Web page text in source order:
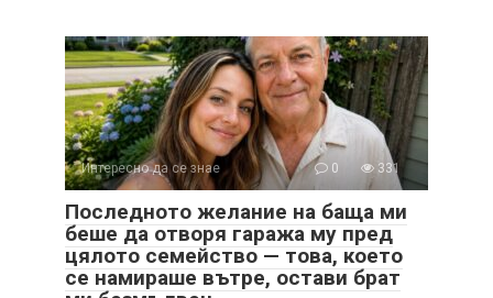
Интересно да се знае 0 331
Последното желание на баща ми
беше да отворя гаража му пред
цялото семейство — това, което
се намираше вътре, остави брат